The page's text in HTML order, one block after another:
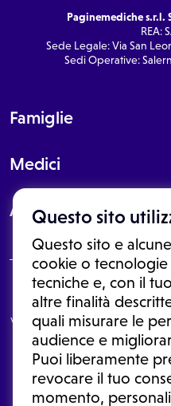
Questo sito
Questo sito e
cookie o tecnologie
tecniche e, con il
altre finalità
quali misurare le
audience e
Puoi liberamente
revocare il tuo
momento,
Paginemediche s.r.l.
REA:
Sede Legale: Via San
Sedi Operative:
Famiglie
Medici
About
Le informazioni proposte in
In nessun caso, queste
visita o una diagnosi formulata
le informazioni disponibili
una diagnosi, la
sospensione di un farmaco
medicina
Condizioni di utilizzo|